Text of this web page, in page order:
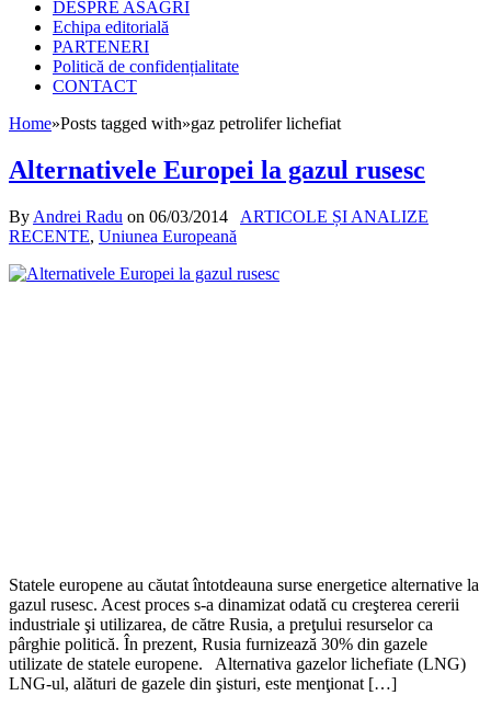
DESPRE ASAGRI
Echipa editorială
PARTENERI
Politică de confidențialitate
CONTACT
Home»Posts tagged with»gaz petrolifer lichefiat
Alternativele Europei la gazul rusesc
By Andrei Radu on 06/03/2014
ARTICOLE ȘI ANALIZE
RECENTE, Uniunea Europeană
Statele europene au căutat întotdeauna surse energetice alternative la
gazul rusesc. Acest proces s-a dinamizat odată cu creşterea cererii
industriale şi utilizarea, de către Rusia, a preţului resurselor ca
pârghie politică. În prezent, Rusia furnizează 30% din gazele
utilizate de statele europene. Alternativa gazelor lichefiate (LNG)
LNG-ul, alături de gazele din şisturi, este menţionat […]